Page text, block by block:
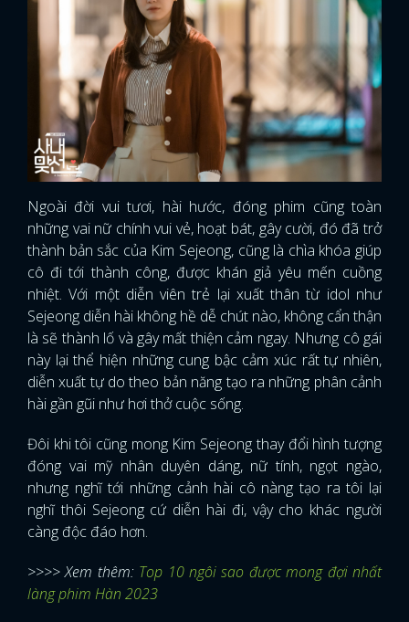
FACEBOOK
Ngoài đời vui tươi, hài hước, đóng phim cũng toàn
những vai nữ chính vui vẻ, hoạt bát, gây cười, đó đã trở
thành bản sắc của Kim Sejeong, cũng là chìa khóa giúp
cô đi tới thành công, được khán giả yêu mến cuồng
nhiệt. Với một diễn viên trẻ lại xuất thân từ idol như
Sejeong diễn hài không hề dễ chút nào, không cẩn thận
là sẽ thành lố và gây mất thiện cảm ngay. Nhưng cô gái
này lại thể hiện những cung bậc cảm xúc rất tự nhiên,
diễn xuất tự do theo bản năng tạo ra những phân cảnh
hài gần gũi như hơi thở cuộc sống.
Đôi khi tôi cũng mong Kim Sejeong thay đổi hình tượng
đóng vai mỹ nhân duyên dáng, nữ tính, ngọt ngào,
nhưng nghĩ tới những cảnh hài cô nàng tạo ra tôi lại
nghĩ thôi Sejeong cứ diễn hài đi, vậy cho khác người
càng độc đáo hơn.
>>>> Xem thêm: Top 10 ngôi sao được mong đợi nhất
làng phim Hàn 2023